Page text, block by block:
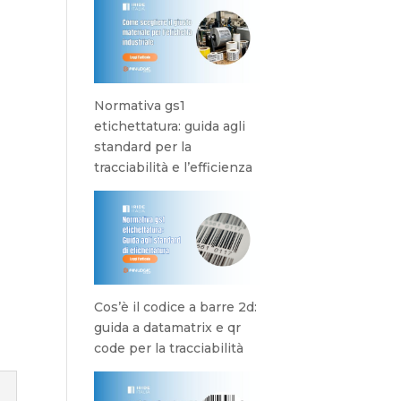
Normativa gs1
etichettatura: guida agli
standard per la
tracciabilità e l’efficienza
Cos’è il codice a barre 2d:
guida a datamatrix e qr
code per la tracciabilità